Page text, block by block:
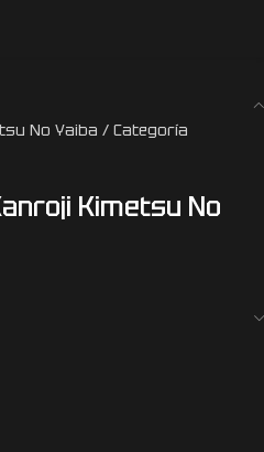
No Yaiba / Categoría
Kimetsu No